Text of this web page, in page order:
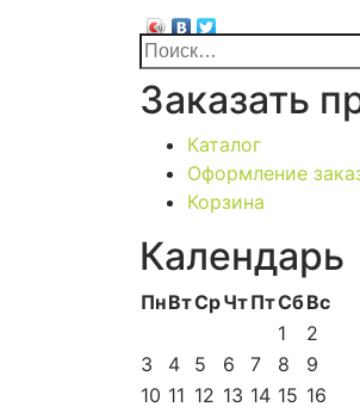
Найти:
Заказать
Каталог
Оформление
Корзина
Календарь
ПнВтСрЧтПтСбВс
1
2
3
4 5 6 7 8
9
10 11 12 13 14 15 16